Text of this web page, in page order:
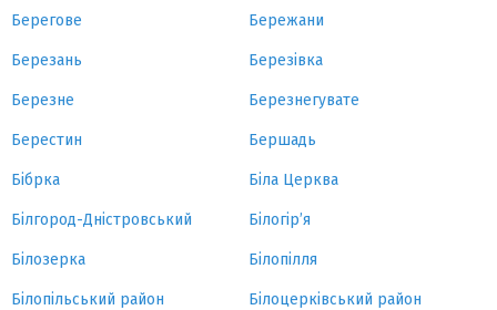
Берегове Бережани
Березань Березівка
Березне Березнегувате
Берестин Бершадь
Бібрка Біла Церква
Білгород-Дністровський Білогір’я
Білозерка Білопілля
Білопільський район Білоцерківський район